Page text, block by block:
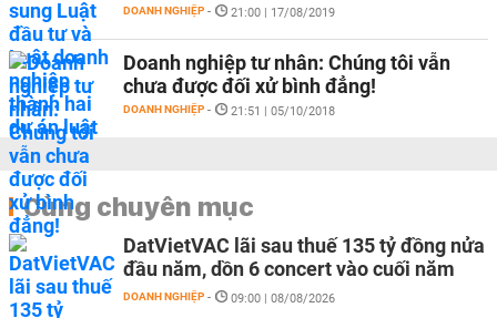
DOANH NGHIỆP - 21:00 | 17/08/2019
Doanh nghiệp tư nhân: Chúng tôi vẫn
chưa được đối xử bình đẳng!
DOANH NGHIỆP - 21:51 | 05/10/2018
Cùng chuyên mục
DatVietVAC lãi sau thuế 135 tỷ đồng nửa
đầu năm, dồn 6 concert vào cuối năm
DOANH NGHIỆP - 09:00 | 08/08/2026